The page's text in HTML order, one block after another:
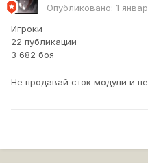
Опубликовано: 1
Игроки
22 публикации
3 682 боя
Не продавай сток модули и